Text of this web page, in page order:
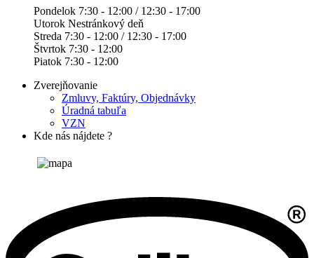
Pondelok 7:30 - 12:00 / 12:30 - 17:00
Utorok Nestránkový deň
Streda 7:30 - 12:00 / 12:30 - 17:00
Štvrtok 7:30 - 12:00
Piatok 7:30 - 12:00
Zverejňovanie
Zmluvy, Faktúry, Objednávky
Úradná tabuľa
VZN
Kde nás nájdete ?